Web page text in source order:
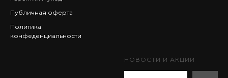
Публичная оферта
Политика
конфеденциальности
НОВОСТИ И АКЦИИ